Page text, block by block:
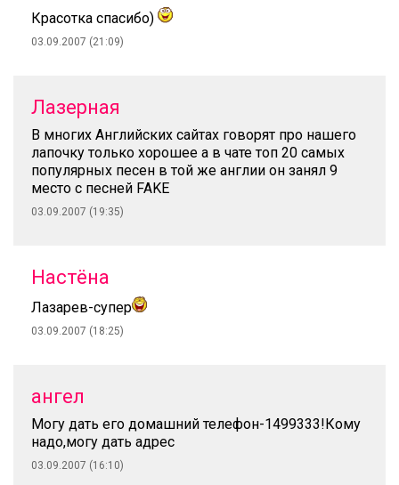
Красотка спасибо)
03.09.2007 (21:09)
Лазерная
В многих Английских сайтах говорят про нашего
лапочку только хорошее а в чате топ 20 самых
популярных песен в той же англии он занял 9
место с песней FAKE
03.09.2007 (19:35)
Настёна
Лазарев-супер
03.09.2007 (18:25)
ангел
Могу дать его домашний телефон-1499333!Кому
надо,могу дать адрес
03.09.2007 (16:10)